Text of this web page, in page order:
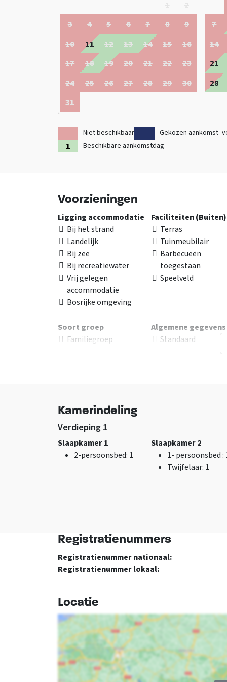
3
4 5 6 7 8
9
10
11 12 13 14 15
16
17
18 19 20 21 22
23
24
25 26 27 28 29
30
31
7
14
21
28
Niet beschikbaar Gekozen aankomst-
Beschikbare aankomstdag
Voorzieningen
Ligging accommodatie
Bij het strand
Landelijk
Bij zee
Bij recreatiewater
Vrij gelegen
accommodatie
Bosrijke omgeving
Faciliteiten (Buiten)
Terras
Tuinmeubilair
Barbecueën
toegestaan
Speelveld
Soort groep
Familiegroep
overleg
Jongeren < 30 jaar
Studentengroep - In
overleg
Algemene gegevens
Standaard
opgemaakte
toegestaan
Slaapkamer met
eigen sanitair
Slaapkamer
Slaapkamers
Overige
aanbetaling
Kinderstoel
inbegrepen
Kinderbed tegen
betaling
Kinderbedjes: 1
Kinderstoel : 2
Kinderbox: 0
Kamerindeling
Verdieping 1
Slaapkamer 1
2-persoonsbed: 1
Slaapkamer 2
1- persoonsbed:
Twijfelaar: 1
Registratienummers
Registratienummer nationaal:
Registratienummer lokaal:
Locatie